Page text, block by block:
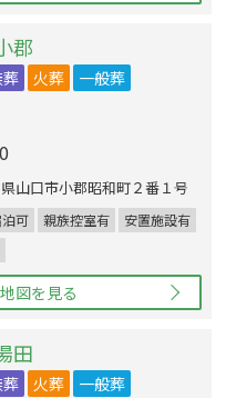
郡
火葬
一般葬
山口市小郡昭和町２番１号
可 親族控室有
安置施設有
地図を見る
田
火葬 一般葬